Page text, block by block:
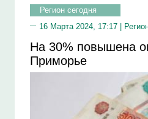
Регион сегодня
16 Марта 2024, 17:17 |
На 30% повышена
Приморье